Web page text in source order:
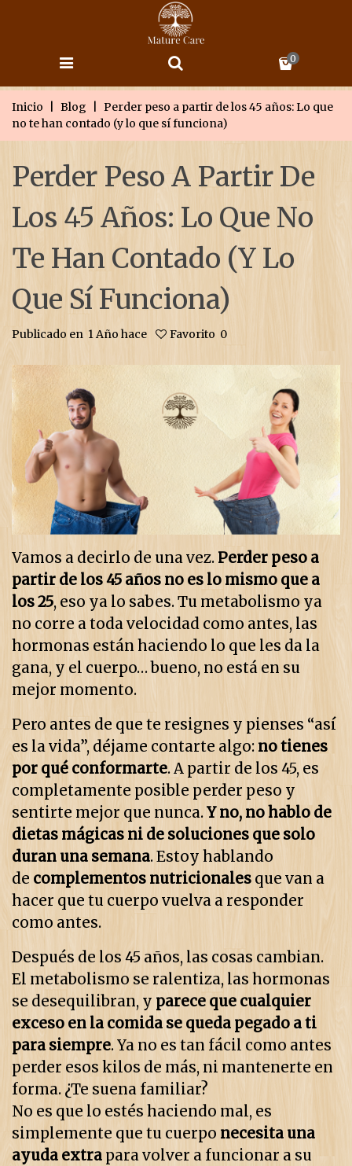
0
Inicio Blog
Perder peso a partir de los 45 años: Lo que
no te han contado (y lo que sí funciona)
Perder Peso A Partir De
Los 45 Años: Lo Que No
Te Han Contado (y Lo
Que Sí Funciona)
Publicado en 1 Año hace Favorito 0
Vamos a decirlo de una vez. Perder peso a
partir de los 45 años no es lo mismo que a
los 25, eso ya lo sabes. Tu metabolismo ya
no corre a toda velocidad como antes, las
hormonas están haciendo lo que les da la
gana, y el cuerpo… bueno, no está en su
mejor momento.
Pero antes de que te resignes y pienses “así
es la vida”, déjame contarte algo: no tienes
por qué conformarte. A partir de los 45, es
completamente posible perder peso y
sentirte mejor que nunca.Y no, no hablo de
dietas mágicas ni de soluciones que solo
duran una semana. Estoy hablando
de complementos nutricionales que van a
hacer que tu cuerpo vuelva a responder
como antes.
Después de los 45 años, las cosas cambian.
El metabolismo se ralentiza, las hormonas
se desequilibran, y parece que cualquier
exceso en la comida se queda pegado a ti
para siempre. Ya no es tan fácil como antes
perder esos kilos de más, ni mantenerte en
forma. ¿Te suena familiar?
No es que lo estés haciendo mal, es
simplemente que tu cuerpo necesita una
ayuda extra para volver a funcionar a su